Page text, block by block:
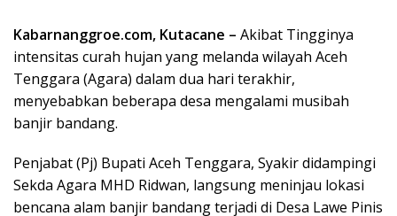
Kabarnanggroe.com, Kutacane – Akibat Tingginya
intensitas curah hujan yang melanda wilayah Aceh
Tenggara (Agara) dalam dua hari terakhir,
menyebabkan beberapa desa mengalami musibah
banjir bandang.
Penjabat (Pj) Bupati Aceh Tenggara, Syakir didampingi
Sekda Agara MHD Ridwan, langsung meninjau lokasi
bencana alam banjir bandang terjadi di Desa Lawe Pinis